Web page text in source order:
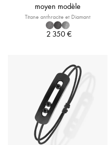
moyen modèle
Titane anthracite et Diamant
2 350 €